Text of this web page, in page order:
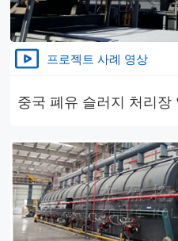
프로젝트 사례 영상
중국 폐유 슬러지 처리